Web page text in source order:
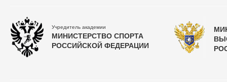
Учредитель академии
МИНИСТЕРСТВО СПОРТА
РОССИЙСКОЙ ФЕДЕРАЦИИ